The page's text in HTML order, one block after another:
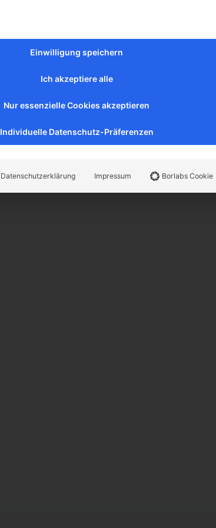
Choice of platforms with clamps for flasks,
Learn more
Einwilligung speichern
Ich akzeptiere alle
Nur essenzielle Cookies akzeptieren
Individuelle Datenschutz-Präferenzen
Datenschutzerklärung Impressum Borlabs Cookie